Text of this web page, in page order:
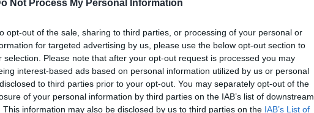
Not Process My Personal Information
opt-out of the sale, sharing to third parties, or processing of your personal or
for targeted advertising by us, please use the below opt-out section to
selection. Please note that after your opt-out request is processed you may
interest-based ads based on personal information utilized by us or personal
to third parties prior to your opt-out. You may separately opt-out of the
of your personal information by third parties on the IAB’s list of downstream
This information may also be disclosed by us to third parties on the IAB’s List of